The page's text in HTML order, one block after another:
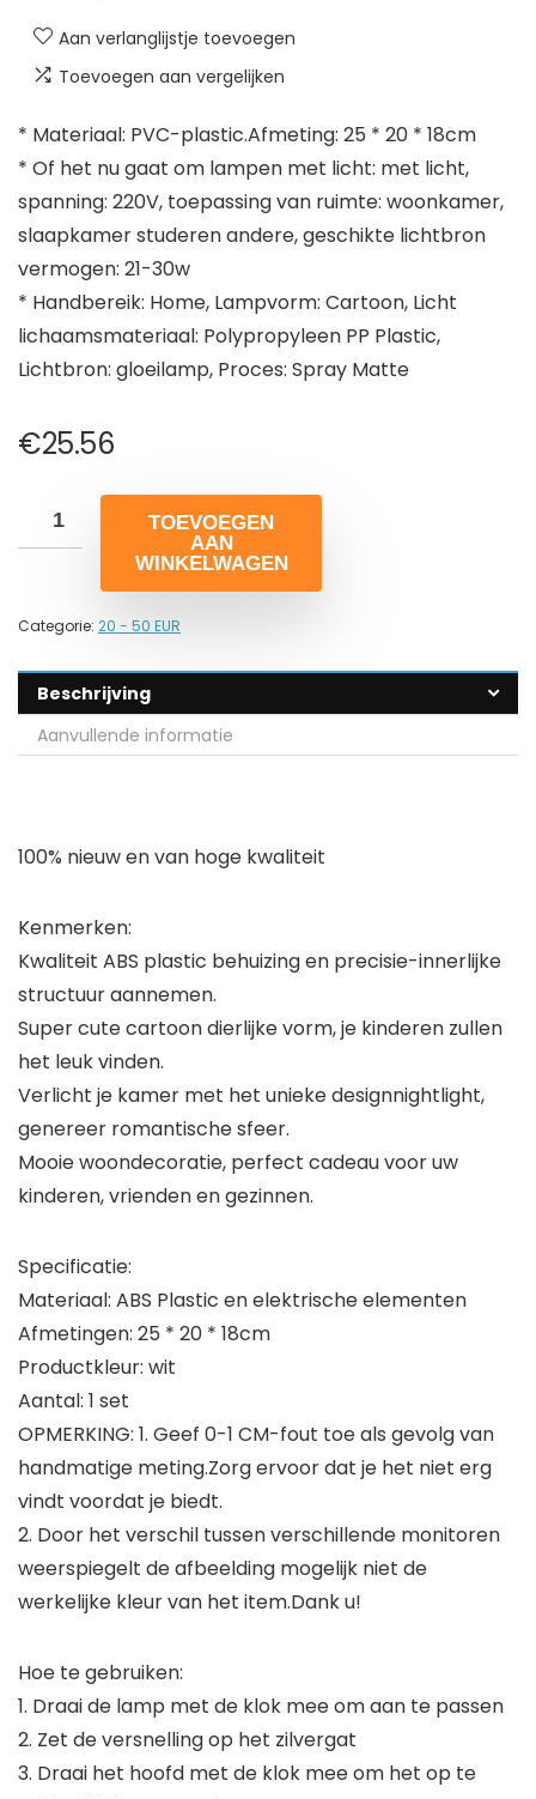
Aan verlanglijstje toevoegen
Toevoegen aan vergelijken
* Materiaal: PVC-plastic.Afmeting: 25 * 20 * 18cm
* Of het nu gaat om lampen met licht: met licht,
spanning: 220V, toepassing van ruimte: woonkamer,
slaapkamer studeren andere, geschikte lichtbron
vermogen: 21-30w
* Handbereik: Home, Lampvorm: Cartoon, Licht
lichaamsmateriaal: Polypropyleen PP Plastic,
Lichtbron: gloeilamp, Proces: Spray Matte
€25.56
TOEVOEGEN
AAN
WINKELWAGEN
Categorie: 20 - 50 EUR
Beschrijving
Aanvullende informatie
100% nieuw en van hoge kwaliteit
Kenmerken:
Kwaliteit ABS plastic behuizing en precisie-innerlijke
structuur aannemen.
Super cute cartoon dierlijke vorm, je kinderen zullen
het leuk vinden.
Verlicht je kamer met het unieke designnightlight,
genereer romantische sfeer.
Mooie woondecoratie, perfect cadeau voor uw
kinderen, vrienden en gezinnen.
Specificatie:
Materiaal: ABS Plastic en elektrische elementen
Afmetingen: 25 * 20 * 18cm
Productkleur: wit
Aantal: 1 set
OPMERKING: 1. Geef 0-1 CM-fout toe als gevolg van
handmatige meting.Zorg ervoor dat je het niet erg
vindt voordat je biedt.
2. Door het verschil tussen verschillende monitoren
weerspiegelt de afbeelding mogelijk niet de
werkelijke kleur van het item.Dank u!
Hoe te gebruiken:
1. Draai de lamp met de klok mee om aan te passen
2. Zet de versnelling op het zilvergat
3. Draai het hoofd met de klok mee om het op te